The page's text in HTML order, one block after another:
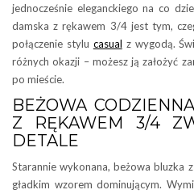
jednocześnie eleganckiego na co
damska z rękawem 3/4 jest tym,
połączenie stylu casual z wygodą.
różnych okazji – możesz ją założyć
po mieście.
BEŻOWA
Z RĘKAWEM 3/4
DETALE
Starannie wykonana, beżowa bluzka
gładkim wzorem dominującym.